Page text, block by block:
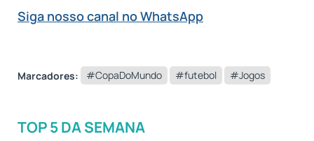
Siga nosso canal no WhatsApp
Marcadores: #CopaDoMundo #futebol #Jogos
TOP 5 DA SEMANA